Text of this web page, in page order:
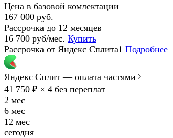
Цена в базовой комлектации
167 000 руб.
Рассрочка до 12 месяцев
16 700 руб/мес. Купить
Рассрочка от Яндекс Сплита1 Подробнее
Яндекс Сплит — оплата частями
41 750 ₽ × 4 без переплат
2 мес
6 мес
12 мес
сегодня